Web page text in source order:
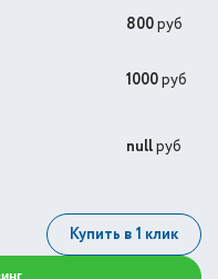
800руб
1000руб
nullруб
Купить в 1 клик